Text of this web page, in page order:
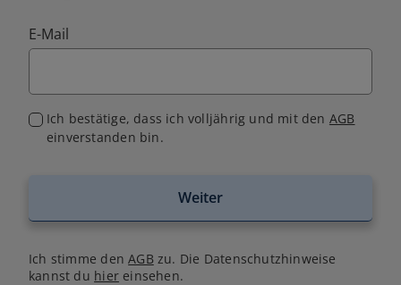
E-Mail
Ich bestätige, dass ich volljährig und mit den AGB
einverstanden bin.
Weiter
Ich stimme denAGB zu. Die Datenschutzhinweise
kannst du hiereinsehen.